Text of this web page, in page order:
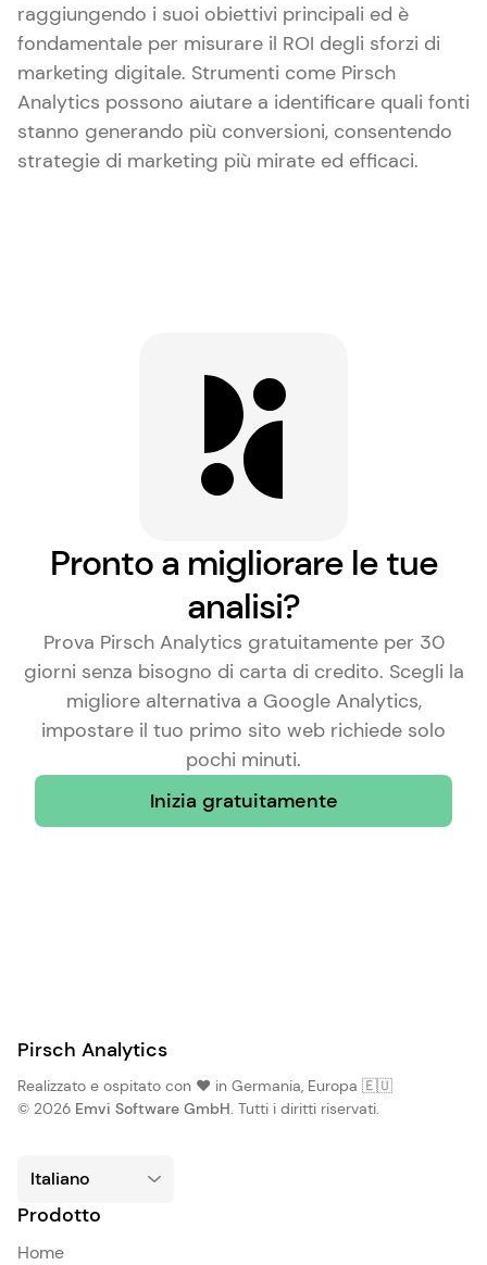
raggiungendo i suoi obiettivi principali ed è
fondamentale per misurare il ROI degli sforzi di
marketing digitale. Strumenti come Pirsch
Analytics possono aiutare a identificare quali fonti
stanno generando più conversioni, consentendo
strategie di marketing più mirate ed efficaci.
Pronto a migliorare le tue
analisi?
Prova Pirsch Analytics gratuitamente per 30
giorni senza bisogno di carta di credito. Scegli la
migliore alternativa a Google Analytics,
impostare il tuo primo sito web richiede solo
pochi minuti.
Inizia gratuitamente
Pirsch Analytics
Realizzato e ospitato con ❤️ in Germania, Europa 🇪🇺
© 2026 Emvi Software GmbH. Tutti i diritti riservati.
Prodotto
Home